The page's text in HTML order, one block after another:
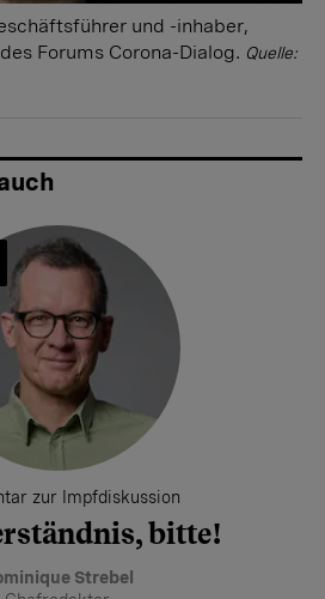
und -inhaber,
Forums Corona-Dialog. Quelle:
zur Impfdiskussion
bitte!
Strebel